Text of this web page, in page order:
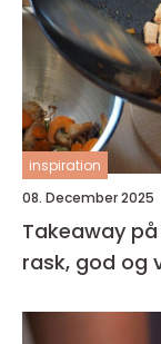
inspiration
08. December 2025
Takeaway
rask, god og